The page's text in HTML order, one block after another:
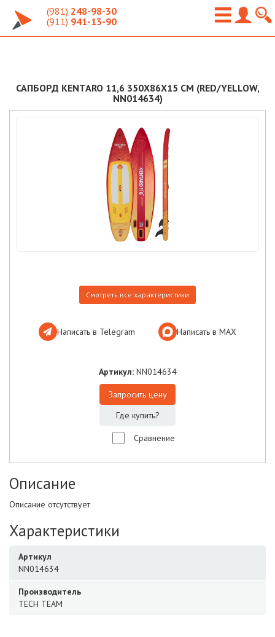
(981) 248-98-30
(911) 941-13-90
САПБОРД KENTARO 11,6 350X86X15 СМ (RED/YELLOW,
NN014634)
Смотреть все характеристики
Написать в Telegram Написать в МАХ
Артикул: NN014634
Запросить цену
Где купить?
Сравнение
Описание
Описание отсутствует
Характеристики
Артикул
NN014634
Производитель
TECH TEAM